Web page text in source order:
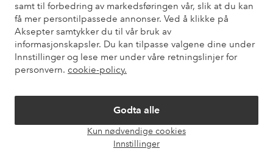
samt til forbedring av markedsføringen vår, slik at du kan
få mer persontilpassede annonser. Ved å klikke på
Aksepter samtykker du til vår bruk av
informasjonskapsler. Du kan tilpasse valgene dine under
Innstillinger og lese mer under våre retningslinjer for
personvern. cookie-policy.
Godta alle
Kun nødvendige cookies
Innstillinger
Kundeservice Bestilling Betalingsmåte
Mine sider
Om Ellos